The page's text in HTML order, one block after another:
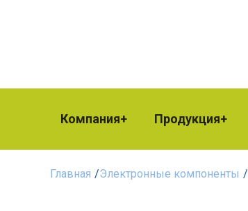
Компания Продукция
Главная /Электронные компоненты /